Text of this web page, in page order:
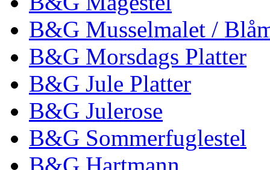
B&G Musselmalet /
B&G Morsdags Platter
B&G Jule Platter
B&G Julerose
B&G Sommerfuglestel
B&G Hartmann